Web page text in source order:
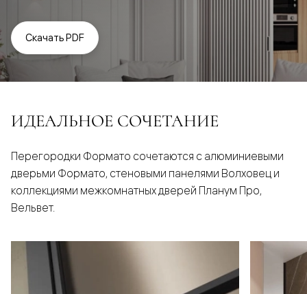
Скачать PDF
ИДЕАЛЬНОЕ СОЧЕТАНИЕ
Перегородки Формато сочетаются с алюминиевыми
дверьми Формато, стеновыми панелями Волховец и
коллекциями межкомнатных дверей Планум Про,
Вельвет.